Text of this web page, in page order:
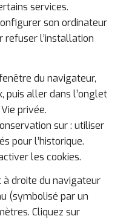
services.
son ordinateur
refuser l’installation
du navigateur,
puis aller dans l’onglet
privée.
sur : utiliser
pour l’historique.
les cookies.
à droite du navigateur
(symbolisé par un
Cliquez sur